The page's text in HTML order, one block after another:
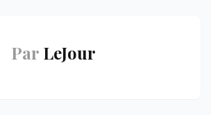
Par LeJour